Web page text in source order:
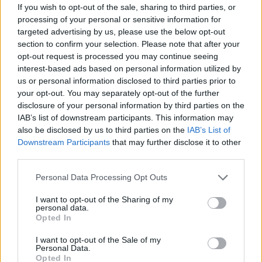
If you wish to opt-out of the sale, sharing to third parties, or
processing of your personal or sensitive information for
targeted advertising by us, please use the below opt-out
section to confirm your selection. Please note that after your
opt-out request is processed you may continue seeing
interest-based ads based on personal information utilized by
us or personal information disclosed to third parties prior to
your opt-out. You may separately opt-out of the further
disclosure of your personal information by third parties on the
IAB’s list of downstream participants. This information may
also be disclosed by us to third parties on the IAB’s List of
Downstream Participants that may further disclose it to other
Personal Data Processing Opt Outs
I want to opt-out of the Sharing of my
personal data.
Opted In
I want to opt-out of the Sale of my
Personal Data.
Opted In
Pires
Publicado22 de Mayo del 2004
Según el sitio web, el interfaz de Jeff Noxon se puede utilizar con
este software para el protocolo ISO 9141.
borrado de errores, así como a la diagnosis de emisión de gases,
pero el protocolo utilizado por el grupo VAG para conectar y
programar las distintas unidades de control del coche es
que emula.